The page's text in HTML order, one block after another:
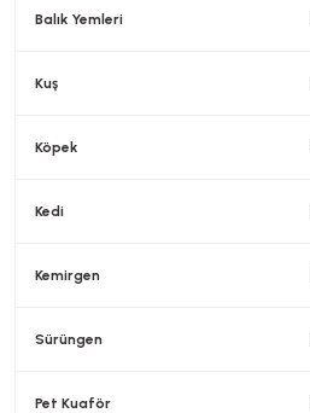
Balık Yemleri
Kuş
Köpek
Kedi
Kemirgen
Sürüngen
Pet Kuaför